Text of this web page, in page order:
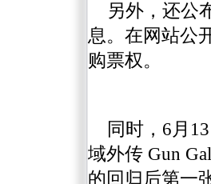
另外，还公
息。在网站公
购票权。
同时，6月
域外传 Gun
的回归后第一